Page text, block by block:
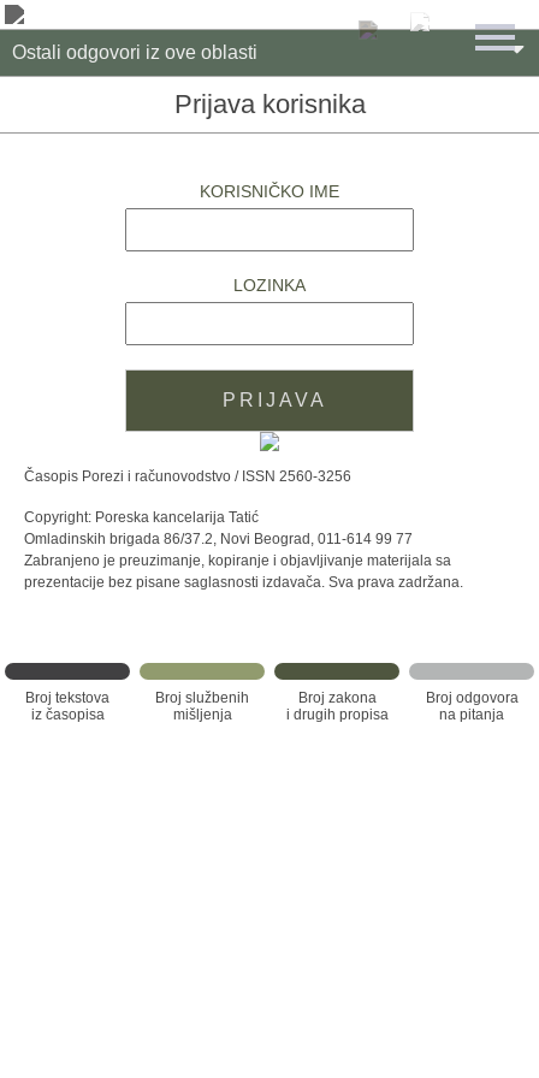
Ostali odgovori iz ove oblasti 
Prijava korisnika
KORISNIČKO IME
LOZINKA
Časopis Porezi i računovodstvo / ISSN 2560-3256
Copyright: Poreska kancelarija Tatić
Omladinskih brigada 86/37.2, Novi Beograd, 011-614 99 77
Zabranjeno je preuzimanje, kopiranje i objavljivanje materijala sa
prezentacije bez pisane saglasnosti izdavača. Sva prava zadržana.
Broj tekstova
iz časopisa
Broj službenih
mišljenja
Broj zakona
i drugih propisa
Broj odgovora
na pitanja